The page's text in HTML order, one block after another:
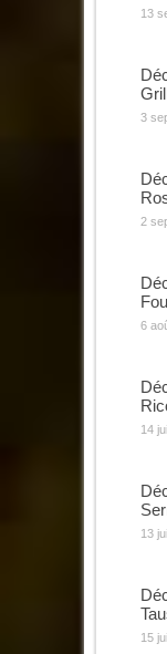
13
3
2
6
14
13
15